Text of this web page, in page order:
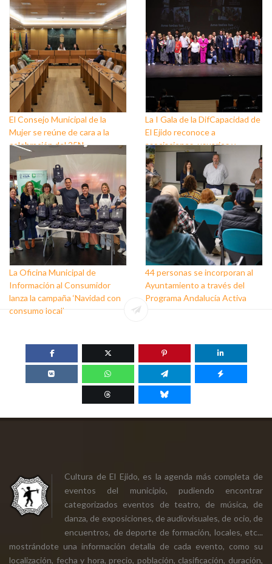
El Consejo Municipal de la
Mujer se reúne de cara a la
celebración del 25N
La I Gala de la DifCapacidad de
El Ejido reconoce a
asociaciones, usuarios y
personas que trabajan a favor
de este colectivo
La Oficina Municipal de
Información al Consumidor
lanza la campaña ‘Navidad con
consumo local’
44 personas se incorporan al
Ayuntamiento a través del
Programa Andalucía Activa
Cultura de El Ejido, es la agenda más completa de
eventos del municipio, pudiendo encontrar
categorizados eventos de teatro, de música, de
danza, de exposiciones, de audiovisuales, de ocio, de
encuentros, de deporte de formación, locales, etc...
mostrándote una información detalla de cada evento, como su
localización, fecha y hora, precio, población, clasificación, duración,